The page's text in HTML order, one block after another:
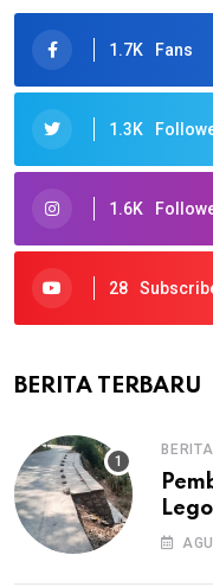
1.7K Fans
1.3K
1.6K
28
BERITA TERBARU
BERITA